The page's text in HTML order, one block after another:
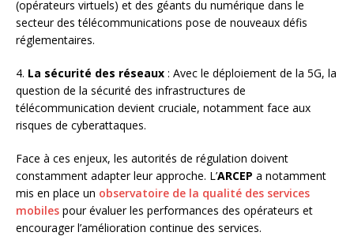
(opérateurs virtuels) et des géants du numérique dans le
secteur des télécommunications pose de nouveaux défis
réglementaires.
4. La sécurité des réseaux : Avec le déploiement de la 5G, la
question de la sécurité des infrastructures de
télécommunication devient cruciale, notamment face aux
risques de cyberattaques.
Face à ces enjeux, les autorités de régulation doivent
constamment adapter leur approche. L’ARCEP a notamment
mis en place un observatoire de la qualité des services
mobiles pour évaluer les performances des opérateurs et
encourager l’amélioration continue des services.